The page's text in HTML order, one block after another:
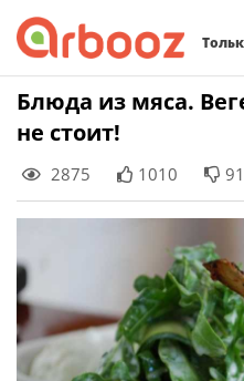
Skip
Блюда из мяса.
не стоит!
2875 1010 91
Найти: